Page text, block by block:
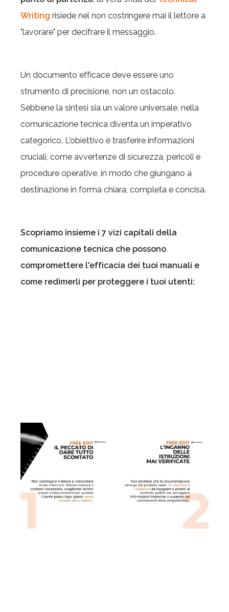
Writing risiede nel non costringere mai il lettore a
"lavorare" per decifrare il messaggio.
Un documento efficace deve essere uno
strumento di precisione, non un ostacolo.
Sebbene la sintesi sia un valore universale, nella
comunicazione tecnica diventa un imperativo
categorico. L'obiettivo è trasferire informazioni
cruciali, come avvertenze di sicurezza, pericoli e
procedure operative, in modo che giungano a
destinazione in forma chiara, completa e concisa.
Scopriamo insieme i 7 vizi capitali della
comunicazione tecnica che possono
compromettere l'efficacia dei tuoi manuali e
come redimerli per proteggere i tuoi utenti: